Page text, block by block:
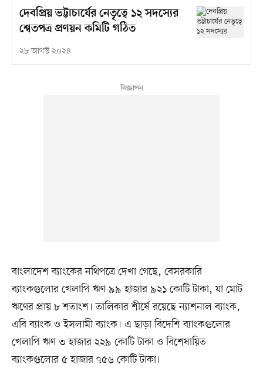
দেবপ্রিয় ভট্টাচার্যের নেতৃত্বে ১২ সদস্যের
শ্বেতপত্র প্রণয়ন কমিটি গঠিত
২৮ আগস্ট ২০২৪
বাংলাদেশ ব্যাংকের নথিপত্রে দেখা গেছে, বেসরকারি
ব্যাংকগুলোর খেলাপি ঋণ ৯৯ হাজার ৯২১ কোটি টাকা, যা মোট
ঋণের প্রায় ৮ শতাংশ। তালিকার শীর্ষে রয়েছে ন্যাশনাল ব্যাংক,
এবি ব্যাংক ও ইসলামী ব্যাংক। এ ছাড়া বিদেশি ব্যাংকগুলোর
খেলাপি ঋণ ৩ হাজার ২২৯ কোটি টাকা ও বিশেষায়িত
ব্যাংকগুলোর ৫ হাজার ৭৫৬ কোটি টাকা।